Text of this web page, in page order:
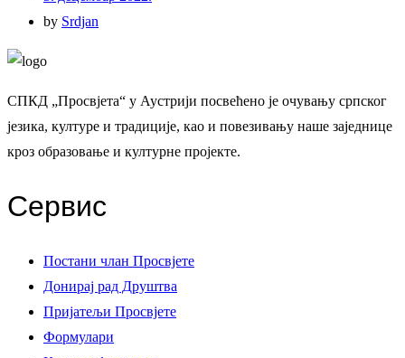
by Srdjan
СПКД „Просвјета“ у Аустрији посвећено је очувању српског
језика, културе и традиције, као и повезивању наше заједнице
кроз образовање и културне пројекте.
Сервис
Постани члан Просвјете
Донирај рад Друштва
Пријатељи Просвјете
Формулари